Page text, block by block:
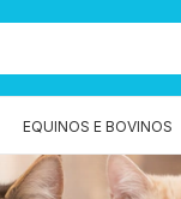
EQUINOS E BOVINOS